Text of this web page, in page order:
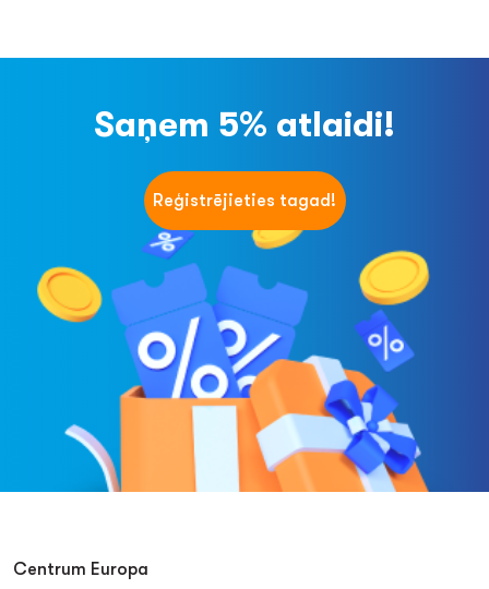
Saņem 5% atlaidi!
Reģistrējieties tagad!
Centrum Europa